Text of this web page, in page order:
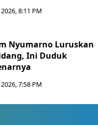
8:11 PM
Nyumarno Luruskan
Ini Duduk
7:58 PM